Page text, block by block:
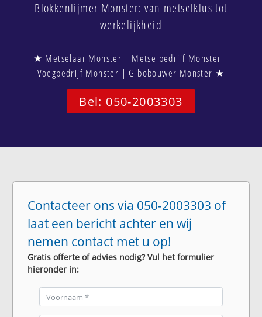
Blokkenlijmer Monster: van metselklus tot
werkelijkheid
★ Metselaar Monster | Metselbedrijf Monster |
Voegbedrijf Monster | Gibobouwer Monster ★
Bel: 050-2003303
Contacteer ons via 050-2003303 of
laat een bericht achter en wij
nemen contact met u op!
Gratis offerte of advies nodig? Vul het formulier
hieronder in: